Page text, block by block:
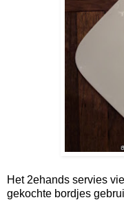
Het 2ehands servies
gekochte bordjes